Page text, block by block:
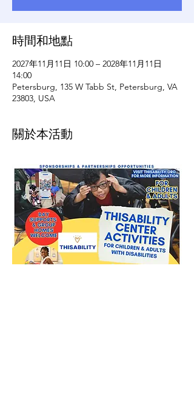
時間和地點
2027年11月11日 10:00 – 2028年11月11日
14:00
Petersburg, 135 W Tabb St, Petersburg, VA
23803, USA
關於本活動